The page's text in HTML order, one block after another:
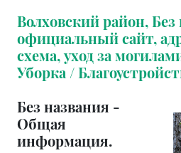
Волховский район, Без
официальный сайт,
схема, уход за
Уборка /
Без названия -
Общая
информация.